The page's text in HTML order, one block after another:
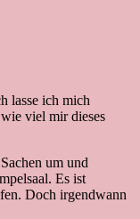
lasse ich mich
viel mir dieses
um und
Es ist
Doch irgendwann